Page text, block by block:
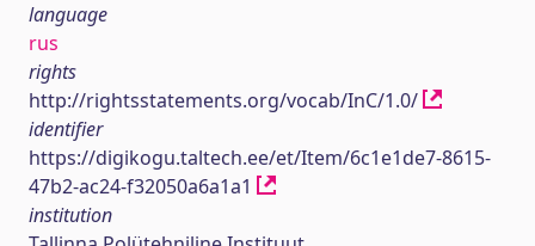
language
rus
rights
http://rightsstatements.org/vocab/InC/1.0/
identifier
https://digikogu.taltech.ee/et/Item/6c1e1de7-8615-
47b2-ac24-f32050a6a1a1
institution